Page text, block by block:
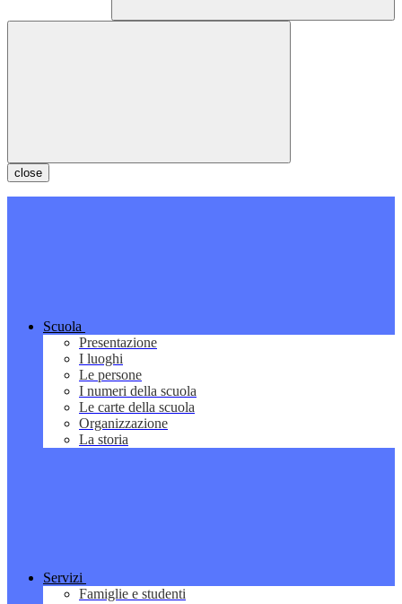
close
Scuola
Presentazione
I luoghi
Le persone
I numeri della scuola
Le carte della scuola
Organizzazione
La storia
Servizi
Famiglie e studenti